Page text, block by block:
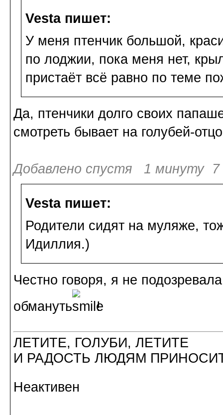
Vesta пишет:
У меня птенчик большой,
по лоджии, пока меня нет,
пристаёт всё равно по теме
Да, птенчики долго своих
смотреть бывает на голубей-
Добавлено спустя 1 минуту 7
Vesta пишет:
Родители сидят на муляже,
Идиллия.)
Честно говоря, я не
обмануть
!
ЛЕТИТЕ, ГОЛУБИ, ЛЕТИТЕ
И РАДОСТЬ ЛЮДЯМ
Неактивен